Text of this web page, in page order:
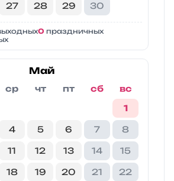
27 28 29 30
0 праздничных
Май
ср чт пт сб
вс
1
4 5 6 7 8
11 12 13 14 15
18 19 20 21 22